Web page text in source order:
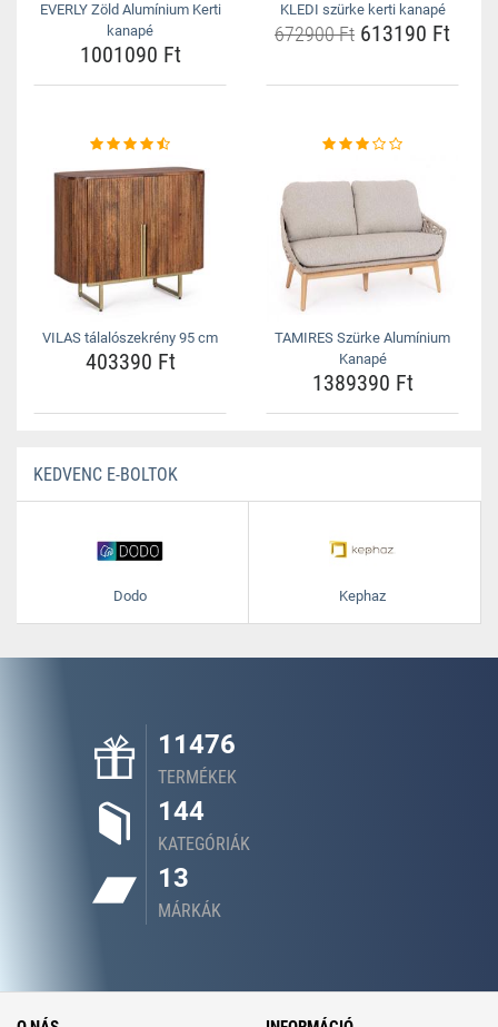
EVERLY Zöld Alumínium Kerti
kanapé
1001090 Ft
KLEDI szürke kerti kanapé
672900 Ft 613190 Ft
VILAS tálalószekrény 95 cm
403390 Ft
TAMIRES Szürke Alumínium
Kanapé
1389390 Ft
KEDVENC E-BOLTOK
Dodo Kephaz
11476
TERMÉKEK
144
KATEGÓRIÁK
13
MÁRKÁK